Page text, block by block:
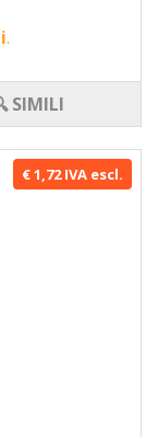
.
SIMILI
€ 1,72 IVA escl.